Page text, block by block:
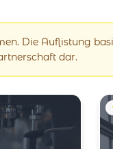
Die Auflistung
dar.